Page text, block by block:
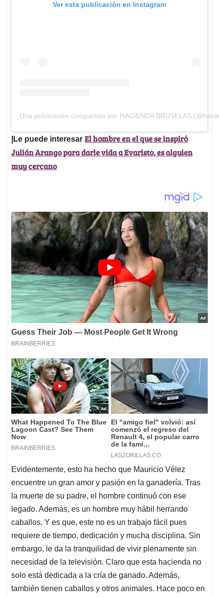
Ver esta publicación en Instagram
Una publicación compartida por HACIENDA BRUSELAS
|Le puede interesar El hombre en el que se inspiró
Julián Arango para darle vida a Evaristo, es alguien
muy cercano
Evidentemente, esto ha hecho que Mauricio Vélez
encuentre un gran amor y pasión en la ganadería. Tras
la muerte de su padre, el hombre continuó con ese
legado. Además, es un hombre muy hábil herrando
caballos. Y es que, este no es un trabajo fácil pues
requiere de tiempo, dedicación y mucha disciplina. Sin
embargo, le da la tranquilidad de vivir plenamente sin
necesidad de la televisión. Claro que esta hacienda no
solo está dedicada a la cría de ganado. Además,
también tienen caballos y otros animales. Hace poco en